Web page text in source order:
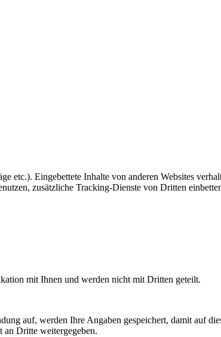
etc.). Eingebettete Inhalte von anderen Websites
zusätzliche Tracking-Dienste von Dritten
mit Ihnen und werden nicht mit Dritten geteilt.
auf, werden Ihre Angaben gespeichert, damit auf
Dritte weitergegeben.